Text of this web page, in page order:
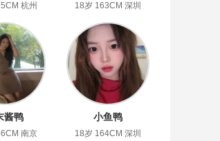
杭州 18岁 163CM 深圳
酱鸭
南京
小鱼鸭
18岁 164CM 深圳